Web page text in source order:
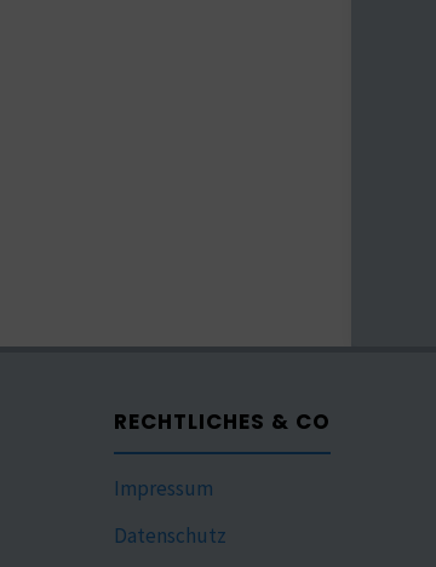
RECHTLICHES & CO
Impressum
Datenschutz